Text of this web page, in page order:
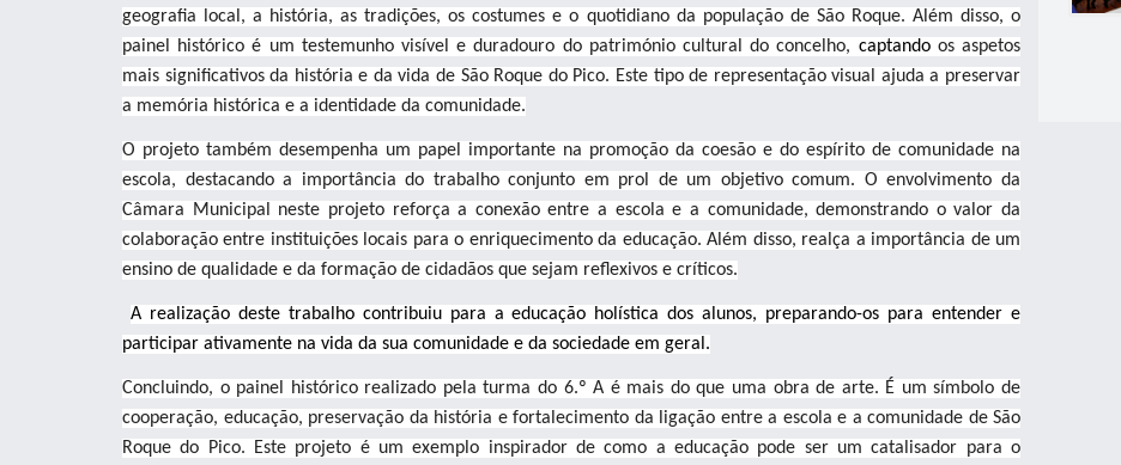
geografia local, a história, as tradições, os costumes e o quotidiano da população de São Roque. Além disso, o
painel histórico é um testemunho visível e duradouro do património cultural do concelho, captando os aspetos
mais significativos da história e da vida de São Roque do Pico. Este tipo de representação visual ajuda a preservar
a memória histórica e a identidade da comunidade.
O projeto também desempenha um papel importante na promoção da coesão e do espírito de comunidade na
escola, destacando a importância do trabalho conjunto em prol de um objetivo comum. O envolvimento da
Câmara Municipal neste projeto reforça a conexão entre a escola e a comunidade, demonstrando o valor da
colaboração entre instituições locais para o enriquecimento da educação. Além disso, realça a importância de um
ensino de qualidade e da formação de cidadãos que sejam reflexivos e críticos.
A realização deste trabalho contribuiu para a educação holística dos alunos, preparando-os para entender e
participar ativamente na vida da sua comunidade e da sociedade em geral.
Concluindo, o painel histórico realizado pela turma do 6.º A é mais do que uma obra de arte. É um símbolo de
cooperação, educação, preservação da história e fortalecimento da ligação entre a escola e a comunidade de São
Roque do Pico. Este projeto é um exemplo inspirador de como a educação pode ser um catalisador para o